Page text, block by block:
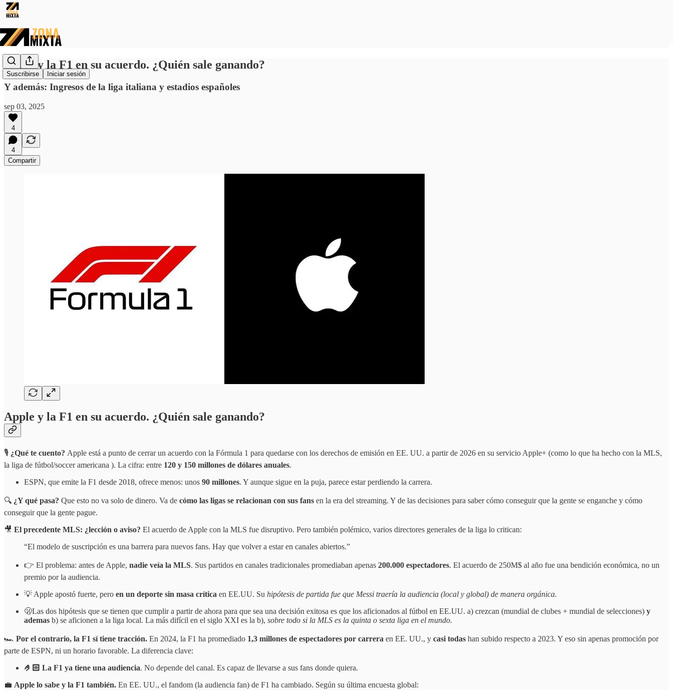
Suscribirse Iniciar sesión
Apple y la F1 en su acuerdo. ¿Quién sale ganando?
Y además: Ingresos de la liga italiana y estadios españoles
sep 03, 2025
4
4
Compartir
Apple y la F1 en su acuerdo. ¿Quién sale ganando?
🎙️ ¿Qué te cuento? Apple está a punto de cerrar un acuerdo con la Fórmula 1 para quedarse con los derechos de emisión en EE. UU. a partir de 2026 en su servicio Apple+ (como lo que ha hecho con la MLS,
la liga de fútbol/soccer americana ). La cifra: entre 120 y 150 millones de dólares anuales.
ESPN, que emite la F1 desde 2018, ofrece menos: unos 90 millones. Y aunque sigue en la puja, parece estar perdiendo la carrera.
🔍 ¿Y qué pasa? Que esto no va solo de dinero. Va de cómo las ligas se relacionan con sus fans en la era del streaming. Y de las decisiones para saber cómo conseguir que la gente se enganche y cómo
conseguir que la gente pague.
🎥 El precedente MLS: ¿lección o aviso? El acuerdo de Apple con la MLS fue disruptivo. Pero también polémico, varios directores generales de la liga lo critican:
“El modelo de suscripción es una barrera para nuevos fans. Hay que volver a estar en canales abiertos.”
👉 El problema: antes de Apple, nadie veía la MLS. Sus partidos en canales tradicionales promediaban apenas 200.000 espectadores. El acuerdo de 250M$ al año fue una bendición económica, no un
premio por la audiencia.
💡 Apple apostó fuerte, pero en un deporte sin masa crítica en EE.UU. Su hipótesis de partida fue que Messi traería la audiencia (local y global) de manera orgánica.
🫢Las dos hipótesis que se tienen que cumplir a partir de ahora para que sea una decisión exitosa es que los aficionados al fútbol en EE.UU. a) crezcan (mundial de clubes + mundial de selecciones) y
ademas b) se aficionen a la liga local. La más difícil en el siglo XXI es la b), sobre todo si la MLS es la quinta o sexta liga en el mundo.
🏎️ Por el contrario, la F1 sí tiene tracción. En 2024, la F1 ha promediado 1,3 millones de espectadores por carrera en EE. UU., y casi todas han subido respecto a 2023. Y eso sin apenas promoción por
parte de ESPN, ni un horario favorable. La diferencia clave:
🤌🏻 La F1 ya tiene una audiencia. No depende del canal. Es capaz de llevarse a sus fans donde quiera.
💼 Apple lo sabe y la F1 también. En EE. UU., el fandom (la audiencia fan) de F1 ha cambiado. Según su última encuesta global: